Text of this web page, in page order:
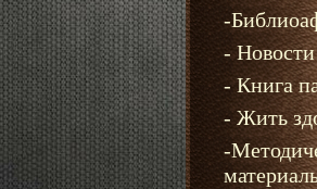
-
- Новости
- Книга
- Жить
-